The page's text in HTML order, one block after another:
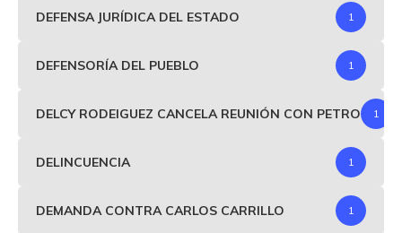
DEFENSA JURÍDICA DEL ESTADO 1
DEFENSORÍA DEL PUEBLO 1
DELCY RODEIGUEZ CANCELA REUNIÓN CON PETRO 1
DELINCUENCIA 1
DEMANDA CONTRA CARLOS CARRILLO 1